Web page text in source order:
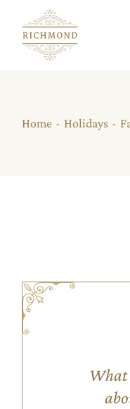
Home Holidays
What